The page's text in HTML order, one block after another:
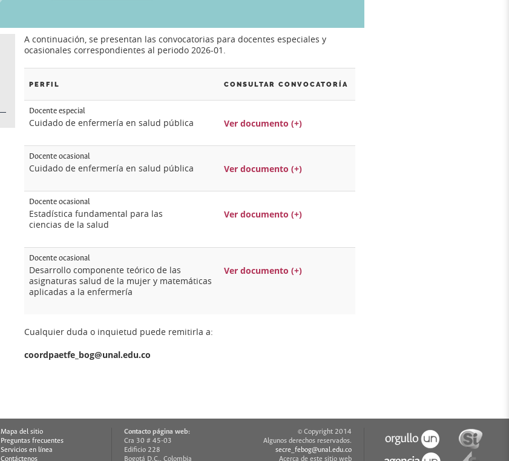
A continuación, se presentan las convocatorias para docentes especiales y
ocasionales correspondientes al periodo 2026-01.
PERFIL CONSULTAR CONVOCATORÍA
Docente especial
Cuidado de enfermería en salud pública Ver documento (+)
Docente ocasional
Cuidado de enfermería en salud pública Ver documento (+)
Docente ocasional
Estadística fundamental para las
ciencias de la salud
Ver documento (+)
Docente ocasional
Desarrollo componente teórico de las
asignaturas salud de la mujer y matemáticas
aplicadas a la enfermería
Ver documento (+)
Cualquier duda o inquietud puede remitirla a:
coordpaetfe_bog@unal.edu.co
Mapa del sitio
Preguntas frecuentes
Servicios en línea
Contáctenos
Contacto página web:
Cra 30 # 45-03
Edificio 228
Bogotá D.C., Colombia
© Copyright 2014
Algunos derechos reservados.
secre_febog@unal.edu.co
Acerca de este sitio web